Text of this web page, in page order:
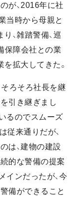
が、2016年に社
当時から母親と
、雑踏警備、巡
保障会社との業
拡大してきた。
そろそろ社長を継
引き継ぎまし
るのでスムーズ
従来通りだが、
は、建物の建設
的な警備の提案
インだったが、今
備ができること